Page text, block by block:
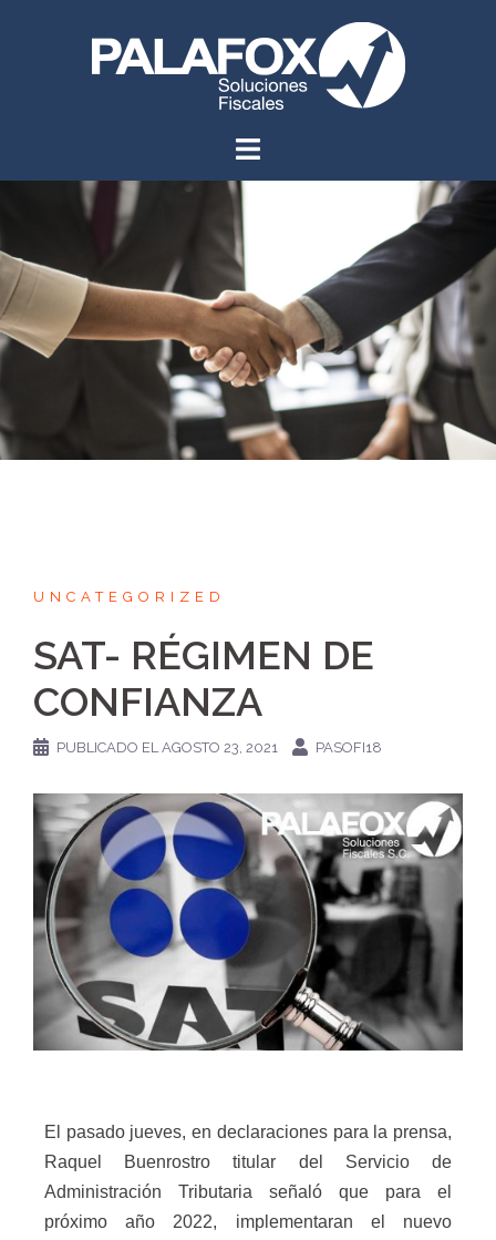
UNCATEGORIZED
SAT- RÉGIMEN DE
CONFIANZA
PUBLICADO ELAGOSTO 23, 2021 PASOFI18
El pasado jueves, en declaraciones para la prensa,
Raquel Buenrostro titular del Servicio de
Administración Tributaria señaló que para el
próximo año 2022, implementaran el nuevo